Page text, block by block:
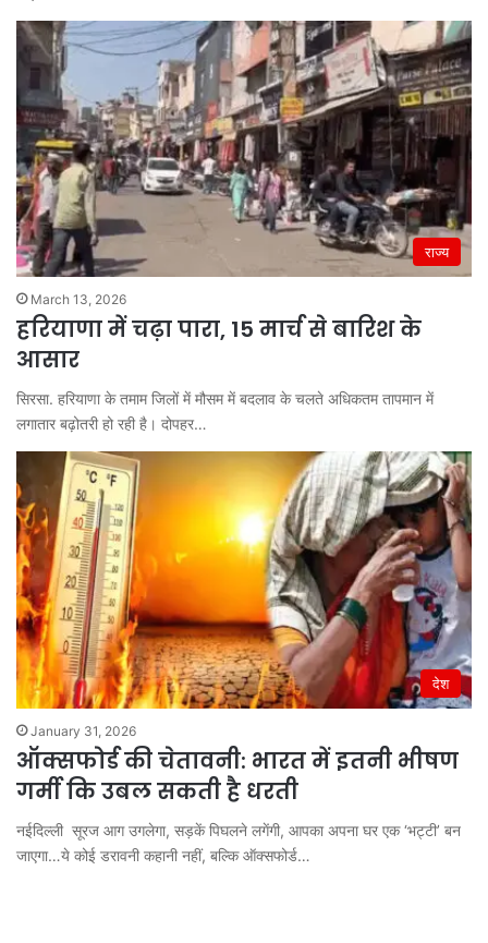
राज्य
March 13, 2026
हरियाणा में चढ़ा पारा, 15 मार्च से बारिश के
आसार
सिरसा. हरियाणा के तमाम जिलों में मौसम में बदलाव के चलते अधिकतम तापमान में
लगातार बढ़ोतरी हो रही है। दोपहर…
देश
January 31, 2026
ऑक्सफोर्ड की चेतावनी: भारत में इतनी भीषण
गर्मी कि उबल सकती है धरती
नईदिल्ली सूरज आग उगलेगा, सड़कें पिघलने लगेंगी, आपका अपना घर एक ‘भट्टी’ बन
जाएगा…ये कोई डरावनी कहानी नहीं, बल्कि ऑक्सफोर्ड…